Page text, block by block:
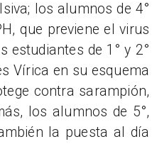
los alumnos de 4°
que previene el virus
estudiantes de 1° y 2°
Vírica en su esquema
contra sarampión,
los alumnos de 5°,
la puesta al día